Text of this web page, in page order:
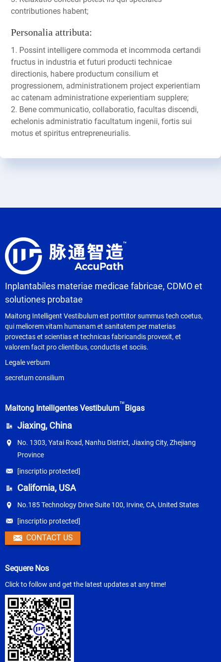
contributiones habent;
Personalia attributa:
1. Possint intelligere commoda et incommoda certandi
fructus in industria et futuri producti technicae
directionis, habere productum consilium et
progressionem, administrationem project experientiam
ac catenam administratione experientiam supplere;
2. Bene communicatio, collaboratio, facultas discendi,
echelonis administratio facultatum ingenii, fortis sui
motus et spiritus entrepreneurialis.
Inplantabiles materiae medicae fabricae, CDMO et
solutiones probatae
Maitong Intelligent Vestibulum est porttitor summus tech coetus,
qui meliorem vitam humanam et sanitatem per materias
provectas et scientias et technicas fabricandis provexit, et
valorem facit pro clientibus, conductis et sociis.
Legale verbum
secretum consilium
Maitong Intelligentes Vestibulum™Bigas
Jiaxing, China
No. 1303, Yatai Road, Nanhu District, Jiaxing City, Zhejiang
Province
[inscriptio protected]
California, USA
No.185 Technology Drive Suite 100, Irvine, CA, United States
[inscriptio protected]
CONTACT US
Sequere Nos
Click to follow and get the latest updates at any time!